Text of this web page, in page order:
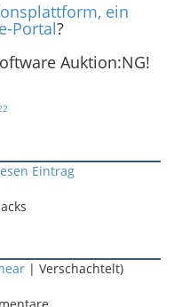
ein
Portal?
Auktion:NG!
Eintrag
| Verschachtelt)